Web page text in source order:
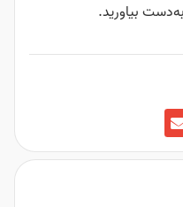
بیاورید.